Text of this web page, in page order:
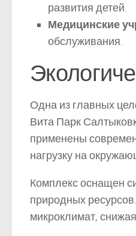
развития детей.
Медицинские
обслуживания.
Одна из главных
Вита Парк
применены
нагрузку на
Комплекс оснащен
природных
микроклимат,